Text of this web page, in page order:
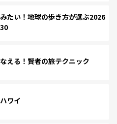
たい！地球の歩き方が選ぶ2026
える！賢者の旅テクニック
ワイ